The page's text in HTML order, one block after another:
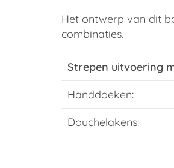
Het ontwerp van dit
combinaties.
Strepen uitvoering
Handdoeken:
Douchelakens: